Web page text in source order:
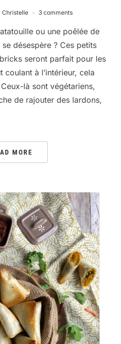
Christelle 3 comments
ou une poêlée de
désespère ? Ces petits
seront parfait pour les
coulant à l’intérieur, cela
là sont végétariens,
de rajouter des lardons,
MORE